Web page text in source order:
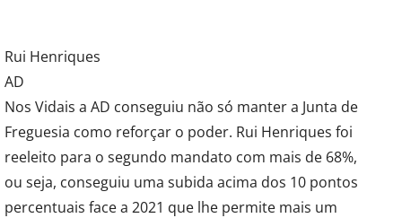
Rui Henriques
AD
Nos Vidais a AD conseguiu não só manter a Junta de
Freguesia como reforçar o poder. Rui Henriques foi
reeleito para o segundo mandato com mais de 68%,
ou seja, conseguiu uma subida acima dos 10 pontos
percentuais face a 2021 que lhe permite mais um